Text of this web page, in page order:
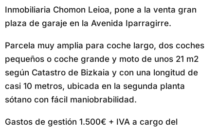
Inmobiliaria Chomon Leioa, pone a la venta gran
plaza de garaje en la Avenida Iparragirre.
Parcela muy amplia para coche largo, dos coches
pequeños o coche grande y moto de unos 21 m2
según Catastro de Bizkaia y con una longitud de
casi 10 metros, ubicada en la segunda planta
sótano con fácil maniobrabilidad.
Gastos de gestión 1.500€ + IVA a cargo del